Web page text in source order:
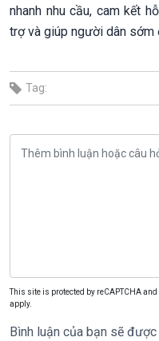
nhanh nhu cầu, cam kết
trợ và giúp người dân sớm
Tag:
This site is protected by reCAPTCHA and
apply.
Bình luận của bạn sẽ